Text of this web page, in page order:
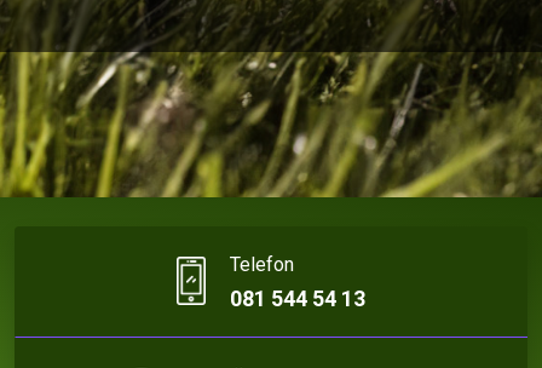
Telefon
081 544 54 13